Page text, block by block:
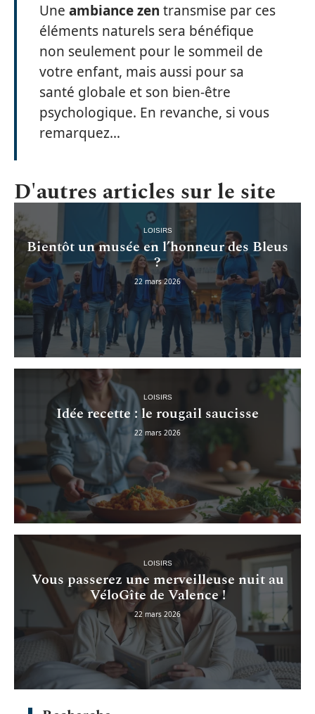
Une ambiance zen transmise par ces
éléments naturels sera bénéfique
non seulement pour le sommeil de
votre enfant, mais aussi pour sa
santé globale et son bien-être
psychologique. En revanche, si vous
remarquez…
D'autres articles sur le site
LOISIRS
Bientôt un musée en l’honneur des Bleus
?
22 mars 2026
LOISIRS
Idée recette : le rougail saucisse
22 mars 2026
LOISIRS
Vous passerez une merveilleuse nuit au
VéloGîte de Valence !
22 mars 2026